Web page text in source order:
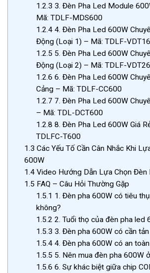
1.2.3 3. Đèn Pha Led Module
Mã: TDLF-MDS600
1.2.44. Đèn Pha Led 600W
Động (Loại 1) – Mã: TDLF-
1.2.5 5. Đèn Pha Led 600W
Động (Loại 2) – Mã: TDLF-
1.2.6 6. Đèn Pha Led 600W
Cảng – Mã: TDLF-CC600
1.2.7 7. Đèn Pha Led 600W
– Mã: TDL-DCT600
1.2.8 8. Đèn Pha Led 600W Giá
TDLFC-T600
1.3 Các Yếu Tố Cần Cân Nhắc Khi
600W
1.4 Video Hướng Dẫn Lựa Chọn Đèn
1.5 FAQ – Câu Hỏi Thường Gặp
1.5.1 1. Đèn pha 600W có tiêu
không?
1.5.2 2. Tuổi thọ của đèn pha led
1.5.3 3. Đèn pha 600W có cần
1.5.44. Đèn pha 600W có an
1.5.5 5. Nên mua đèn pha 600W
1.5.6 6. Sự khác biệt giữa chip